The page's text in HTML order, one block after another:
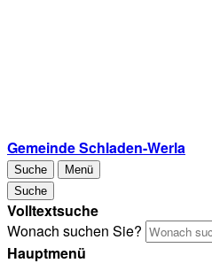
Gemeinde Schladen-Werla
Suche
Menü
Suche
Volltextsuche
Wonach suchen Sie?
Hauptmenü